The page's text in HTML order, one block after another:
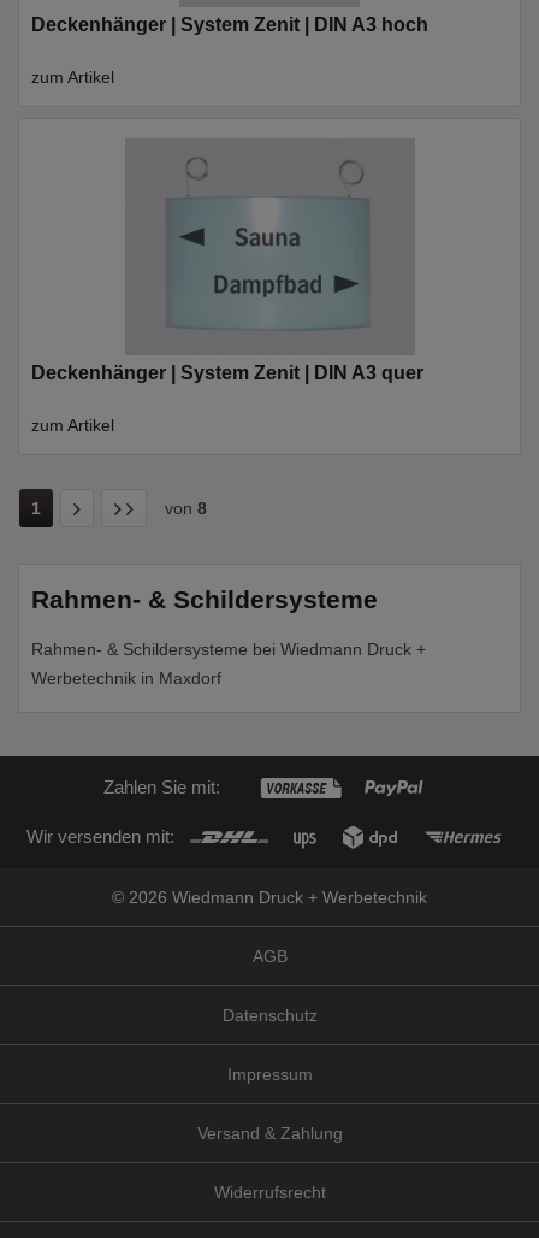
Deckenhänger | System Zenit | DIN A3 hoch
zum Artikel
Deckenhänger | System Zenit | DIN A3 quer
zum Artikel
1 von 8
Rahmen- & Schildersysteme
Rahmen- & Schildersysteme bei Wiedmann Druck +
Werbetechnik in Maxdorf
Zahlen Sie mit:
Wir versenden mit:
© 2026 Wiedmann Druck + Werbetechnik
AGB
Datenschutz
Impressum
Versand & Zahlung
Widerrufsrecht